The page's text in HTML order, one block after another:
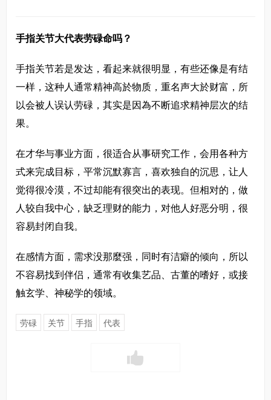
手指关节大代表劳碌命吗？
手指关节若是发达，看起来就很明显，有些还像是有结
一样，这种人通常精神高於物质，重名声大於财富，所
以会被人误认劳碌，其实是因為不断追求精神层次的结
果。
在才华与事业方面，很适合从事研究工作，会用各种方
式来完成目标，平常沉默寡言，喜欢独自的沉思，让人
觉得很冷漠，不过却能有很突出的表现。但相对的，做
人较自我中心，缺乏理财的能力，对他人好恶分明，很
容易封闭自我。
在感情方面，需求没那麼强，同时有洁癖的倾向，所以
不容易找到伴侣，通常有收集艺品、古董的嗜好，或接
触玄学、神秘学的领域。
劳碌 关节 手指 代表